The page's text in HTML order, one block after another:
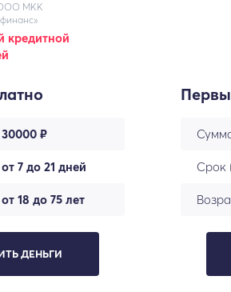
МКК
кредитной
30000 ₽
от 7 до 21 дней
от 18 до 75 лет
ДЕНЬГИ
Срок